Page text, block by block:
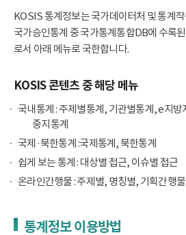
KOSIS 통계정보는 국가데이터처 및 통계
국가승인통계 중 국가통계통합DB에 수록
로서 아래 메뉴로 국한합니다.
KOSIS 콘텐츠 중 해당 메뉴
국내통계 : 주제별통계, 기관별통계, e지방
중지통계
국제·북한통계 :국제통계, 북한통계
쉽게 보는 통계 : 대상별 접근, 이슈별 접근
온라인간행물 : 주제별, 명칭별, 기획간행물
통계정보 이용방법